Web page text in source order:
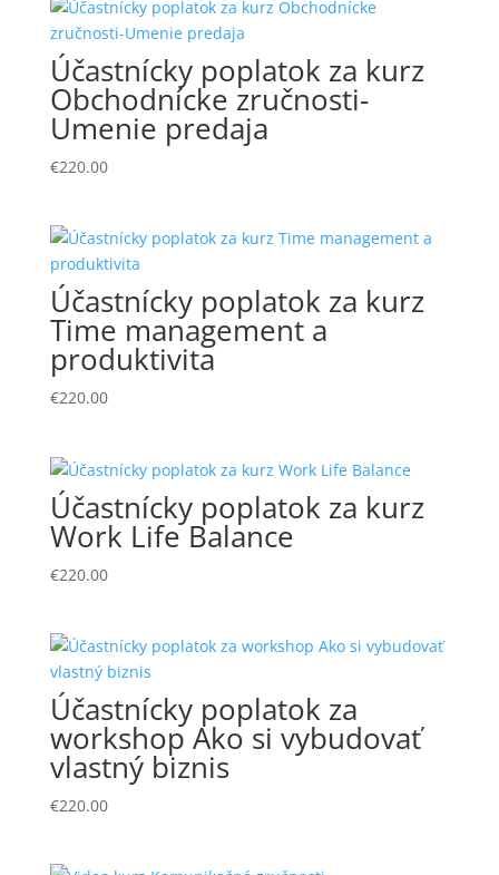
Účastnícky poplatok za kurz
Obchodnícke zručnosti-
Umenie predaja
€220.00
Účastnícky poplatok za kurz
Time management a
produktivita
€220.00
Účastnícky poplatok za kurz
Work Life Balance
€220.00
Účastnícky poplatok za
workshop Ako si vybudovať
vlastný biznis
€220.00